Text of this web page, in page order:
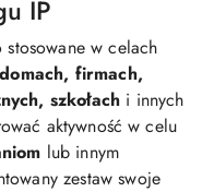
IP
stosowane w celach
domach, firmach,
szkołach i innych
aktywność w celu
lub innym
zestaw swoje